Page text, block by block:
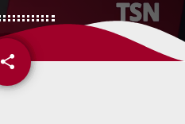
share
email